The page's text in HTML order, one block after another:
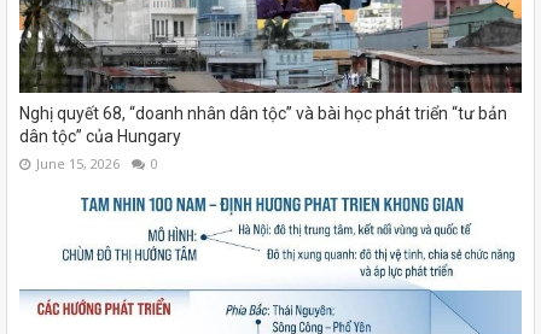
Nghị quyết 68, “doanh nhân dân tộc” và bài học phát triển “tư bản
dân tộc” của Hungary
June 15, 2026 0